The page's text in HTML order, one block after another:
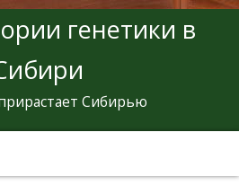
генетики в
Сибирью